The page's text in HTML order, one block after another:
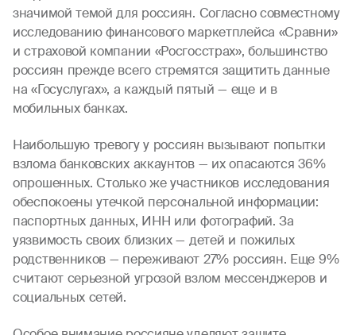
значимой темой для россиян. Согласно совместному
исследованию финансового маркетплейса «Сравни»
и страховой компании «Росгосстрах», большинство
россиян прежде всего стремятся защитить данные
на «Госуслугах», а каждый пятый — еще и в
мобильных банках.
Наибольшую тревогу у россиян вызывают попытки
взлома банковских аккаунтов — их опасаются 36%
опрошенных. Столько же участников исследования
обеспокоены утечкой персональной информации:
паспортных данных, ИНН или фотографий. За
уязвимость своих близких — детей и пожилых
родственников — переживают 27% россиян. Еще 9%
считают серьезной угрозой взлом мессенджеров и
социальных сетей.